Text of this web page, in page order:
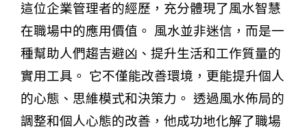
這位企業管理者的經歷，充分體現了風水智慧
在職場中的應用價值。 風水並非迷信，而是一
種幫助人們趨吉避凶、提升生活和工作質量的
實用工具。 它不僅能改善環境，更能提升個人
的心態、思維模式和決策力。 透過風水佈局的
調整和個人心態的改善，他成功地化解了職場